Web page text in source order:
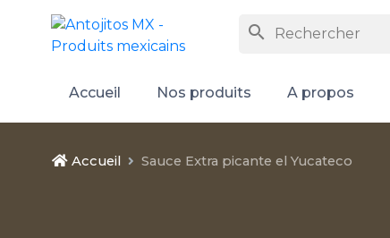
search
Accueil Nos produits A propos
Accueil Sauce Extra picante el Yucateco